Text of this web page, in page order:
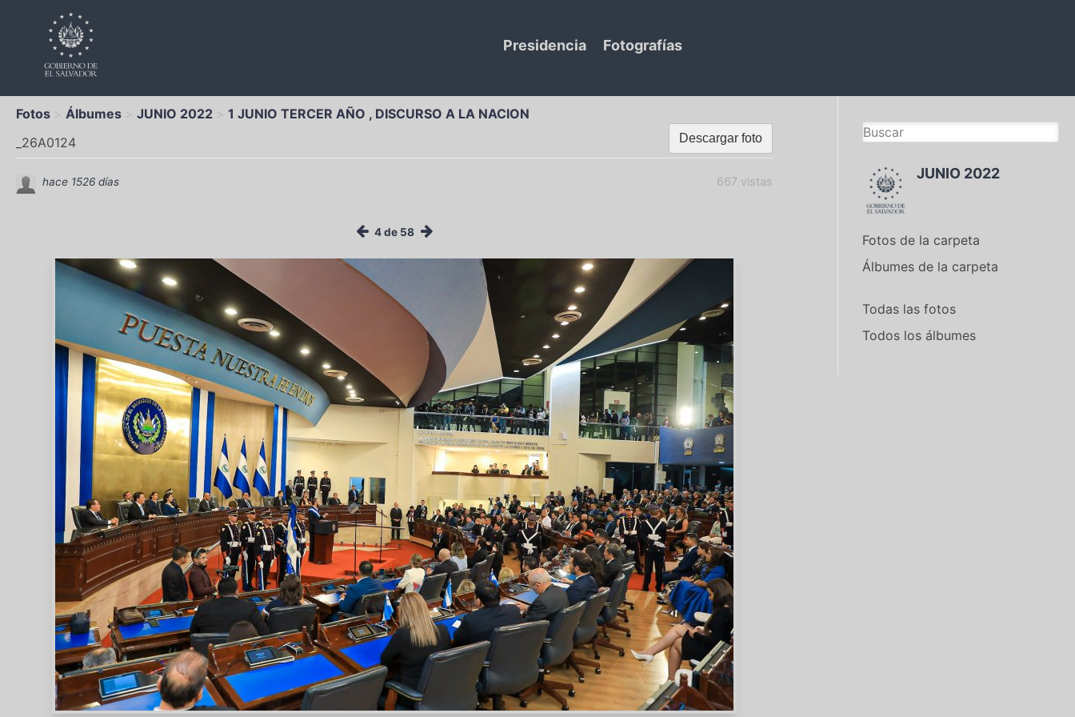
Presidencia Fotografías
Fotos Álbumes JUNIO 2022 1 JUNIO TERCER AÑO , DISCURSO A LA NACION
Descargar foto
_26A0124
667 vistas
hace 1526 días
4 de 58
JUNIO 2022
Fotos de la carpeta
Álbumes de la carpeta
Todas las fotos
Todos los álbumes